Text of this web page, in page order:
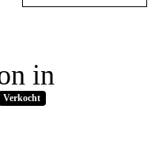
in
Verkocht